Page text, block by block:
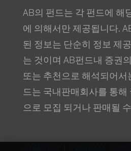
AB의 펀드는 각 펀드에 해
에 의해서만 제공됩니다.
된 정보는 단순히 정보 제
는 것이며 AB펀드내 증권
또는 추천으로 해석되어서
드는 국내판매회사를 통해
으로 모집 되거나 판매될